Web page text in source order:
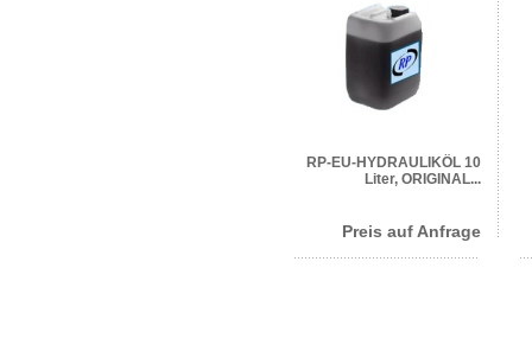
RP-EU-HYDRAULIKÖL 10
Liter, ORIGINAL...
Preis auf Anfrage